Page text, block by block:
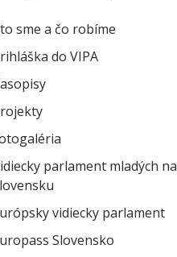
sme a čo robíme
do VIPA
parlament mladých na
vidiecky parlament
Slovensko